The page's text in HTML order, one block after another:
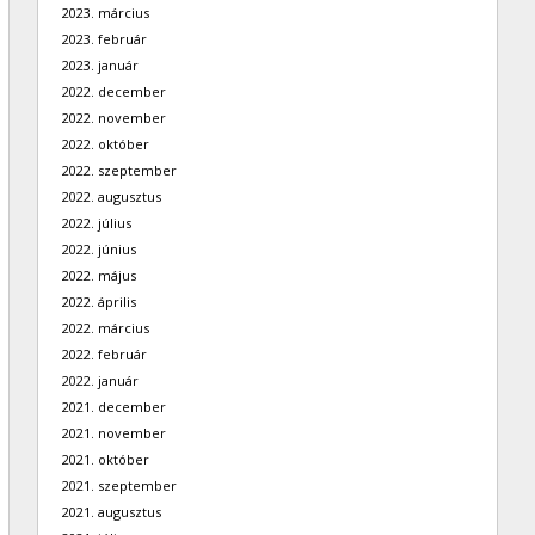
2023. március
2023. február
2023. január
2022. december
2022. november
2022. október
2022. szeptember
2022. augusztus
2022. július
2022. június
2022. május
2022. április
2022. március
2022. február
2022. január
2021. december
2021. november
2021. október
2021. szeptember
2021. augusztus